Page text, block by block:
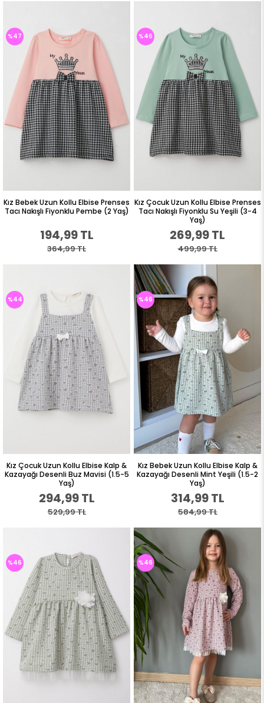
Kız Bebek Uzun Kollu Elbise Prenses
Tacı Nakışlı Fiyonklu Pembe (2 Yaş)
194,99 TL
364,99 TL
%47
Kız Çocuk Uzun Kollu Elbise Prenses
Tacı Nakışlı Fiyonklu Su Yeşili (3-4
Yaş)
269,99 TL
499,99 TL
%46
Kız Çocuk Uzun Kollu Elbise Kalp &
Kazayağı Desenli Buz Mavisi (1.5-5
Yaş)
294,99 TL
529,99 TL
%44
Kız Bebek Uzun Kollu Elbise Kalp &
Kazayağı Desenli Mint Yeşili (1.5-2
Yaş)
314,99 TL
584,99 TL
%46
%46 %46